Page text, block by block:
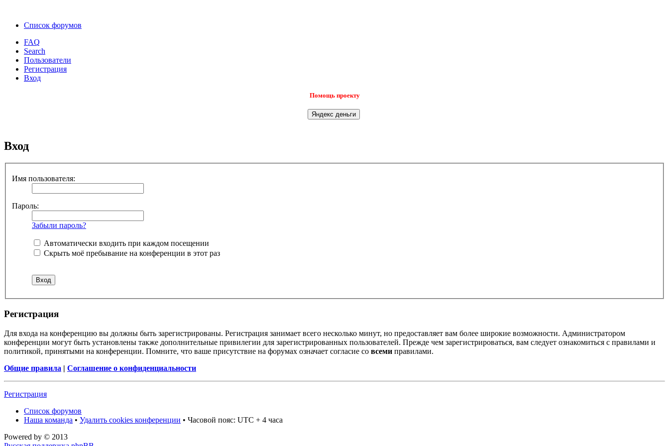
Список форумов
FAQ
Search
Пользователи
Регистрация
Вход
Помощь проекту
Вход
Имя пользователя:
Пароль:
Забыли пароль?
Автоматически входить при каждом посещении
Скрыть моё пребывание на конференции в этот раз
Регистрация
Для входа на конференцию вы должны быть зарегистрированы. Регистрация занимает всего несколько минут, но предоставляет вам более широкие возможности. Администратором
конференции могут быть установлены также дополнительные привилегии для зарегистрированных пользователей. Прежде чем зарегистрироваться, вам следует ознакомиться с правилами и
политикой, принятыми на конференции. Помните, что ваше присутствие на форумах означает согласие со всеми правилами.
Общие правила | Соглашение о конфиденциальности
Регистрация
Список форумов
Наша команда • Удалить cookies конференции • Часовой пояс: UTC + 4 часа
Powered by © 2013